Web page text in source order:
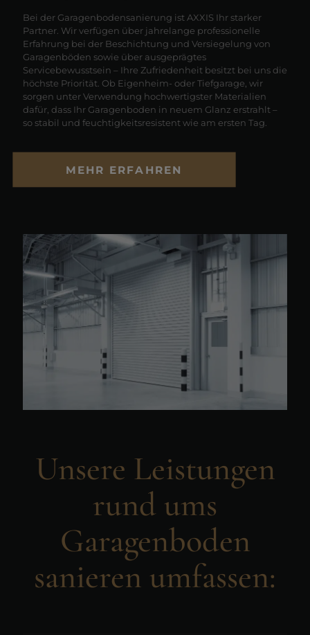
Bei der Garagenbodensanierung ist AXXIS Ihr starker
Partner. Wir verfügen über jahrelange professionelle
Erfahrung bei der Beschichtung und Versiegelung von
Garagenböden sowie über ausgeprägtes
Servicebewusstsein – Ihre Zufriedenheit besitzt bei uns die
höchste Priorität. Ob Eigenheim- oder Tiefgarage, wir
sorgen unter Verwendung hochwertigster Materialien
dafür, dass Ihr Garagenboden in neuem Glanz erstrahlt –
so stabil und feuchtigkeitsresistent wie am ersten Tag.
MEHR ERFAHREN
Unsere Leistungen
rund ums
Garagenboden
sanieren umfassen: